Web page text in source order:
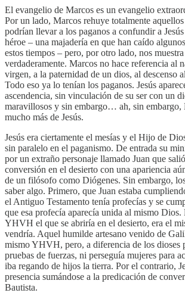
El evangelio de Marcos es un evangelio
Por un lado, Marcos rehuye totalmente
podrían llevar a los paganos a confundir a
héroe – una majadería en que han caído
estos tiempos – pero, por otro lado, nos
verdaderamente. Marcos no hace referencia al
virgen, a la paternidad de un dios, al descenso
Todo eso ya lo tenían los paganos. Jesús
ascendencia, sin vinculación de su ser con un
maravillosos y sin embargo… ah, sin embargo,
mucho más de Jesús.
Jesús era ciertamente el mesías y el Hijo de
sin paralelo en el paganismo. De entrada su
por un extraño personaje llamado Juan que
conversión en el desierto con una apariencia
de un filósofo como Diógenes. Sin embargo,
saber algo. Primero, que Juan estaba
el Antiguo Testamento tenía profecías y se
que esa profecía aparecía unida al mismo Dios.
YHVH el que se abriría en el desierto, era el
vendría. Aquel humilde artesano venido de
mismo YHVH, pero, a diferencia de los dioses
pruebas de fuerzas, ni perseguía mujeres para
iba regando de hijos la tierra. Por el contrario,
presencia sumándose a la predicación de
Bautista.